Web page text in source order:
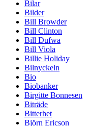
Bilar
Bilder
Bill Browder
Bill Clinton
Bill Dufwa
Bill Viola
Billie Holiday
Bilnyckeln
Bio
Biobanker
Birgitte Bonnesen
Biträde
Bitterhet
Björn Ericson